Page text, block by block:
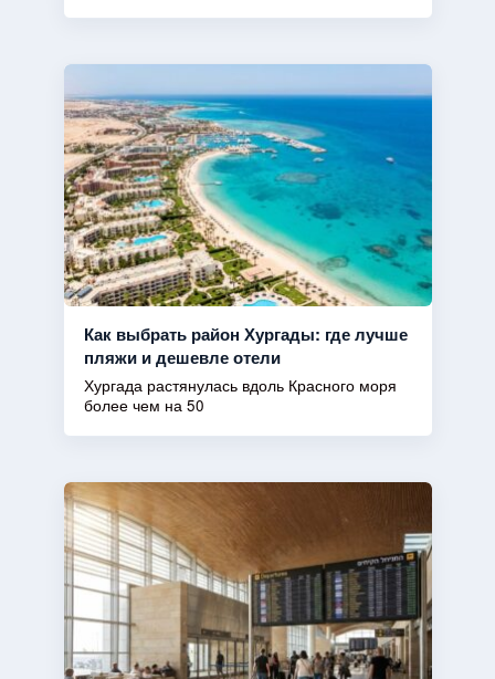
Как выбрать район Хургады: где лучше
пляжи и дешевле отели
Хургада растянулась вдоль Красного моря
более чем на 50